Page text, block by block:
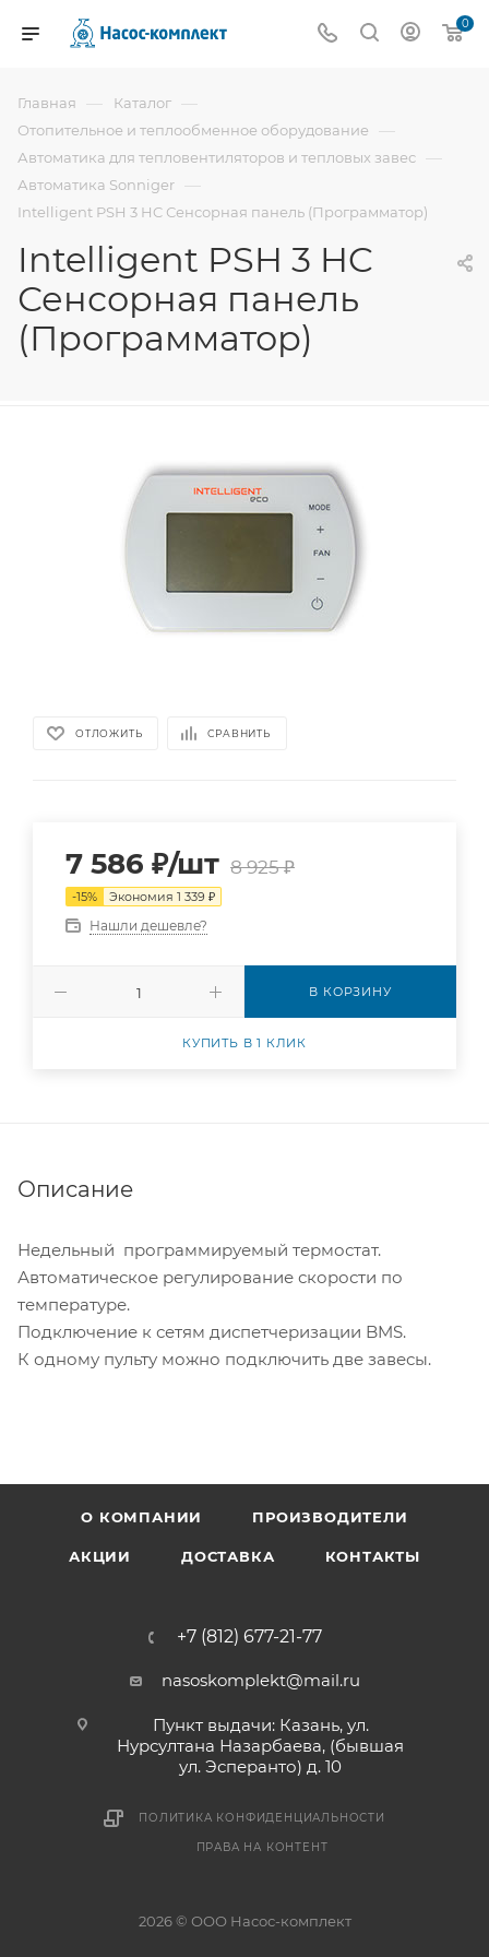
0
Главная — Каталог —
Отопительное и теплообменное оборудование —
Автоматика для тепловентиляторов и тепловых завес —
Автоматика Sonniger —
Intelligent PSH 3 HC Сенсорная панель (Программатор)
Intelligent PSH 3 HC
Сенсорная панель
(Программатор)
ОТЛОЖИТЬ СРАВНИТЬ
7 586 ₽/шт 8 925₽
-15% Экономия 1 339 ₽
Нашли дешевле?
В КОРЗИНУ
КУПИТЬ В 1 КЛИК
Описание
Недельный программируемый термостат.
Автоматическое регулирование скорости по
температуре.
Подключение к сетям диспетчеризации BMS.
К одному пульту можно подключить две завесы.
О КОМПАНИИ ПРОИЗВОДИТЕЛИ
АКЦИИ ДОСТАВКА КОНТАКТЫ
+7 (812) 677-21-77
nasoskomplekt@mail.ru
Пункт выдачи: Казань, ул.
Нурсултана Назарбаева, (бывшая
ул. Эсперанто) д. 10
ПОЛИТИКА КОНФИДЕНЦИАЛЬНОСТИ
ПРАВА НА КОНТЕНТ
2026 © ООО Насос-комплект